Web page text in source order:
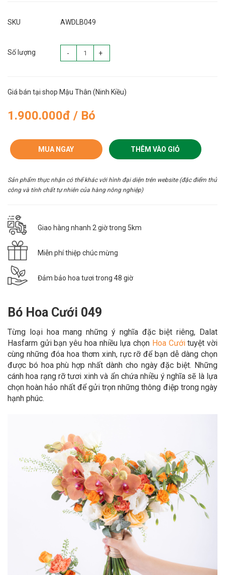
SKU AWDLB049
Số lượng - +
Giá bán tại shop Mậu Thân (Ninh Kiều)
1.900.000đ / Bó
MUA NGAY THÊM VÀO GIỎ
Sản phẩm thực nhận có thể khác với hình đại diện trên website (đặc điểm thủ
công và tính chất tự nhiên của hàng nông nghiệp)
Giao hàng nhanh 2 giờ trong 5km
Miễn phí thiệp chúc mừng
Đảm bảo hoa tươi trong 48 giờ
Bó Hoa Cưới 049
Từng loại hoa mang những ý nghĩa đặc biệt riêng, Dalat
Hasfarm gửi bạn yêu hoa nhiều lựa chọn Hoa Cướituyệt vời
cùng những đóa hoa thơm xinh, rực rỡ để bạn dễ dàng chọn
được bó hoa phù hợp nhất dành cho ngày đặc biệt. Những
cánh hoa rạng rỡ tươi xinh và ẩn chứa nhiều ý nghĩa sẽ là lựa
chọn hoàn hảo nhất để gửi trọn những thông điệp trong ngày
hạnh phúc.